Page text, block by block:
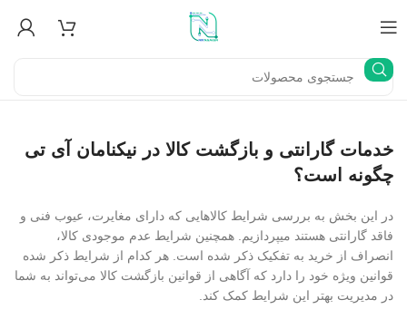
خدمات گارانتی و بازگشت کالا در نیکنامان آی تی
چگونه است؟
در این بخش به بررسی شرایط کالاهایی که دارای مغایرت، عیوب فنی و
فاقد گارانتی هستند میپردازیم. همچنین شرایط عدم موجودی کالا،
انصراف از خرید به تفکیک ذکر شده است. هر کدام از شرایط ذکر شده
قوانین ویژه خود را دارد که آگاهی از قوانین بازگشت کالا می‌تواند به شما
در مدیریت بهتر این شرایط کمک کند.